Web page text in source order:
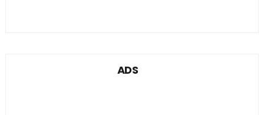
ADS